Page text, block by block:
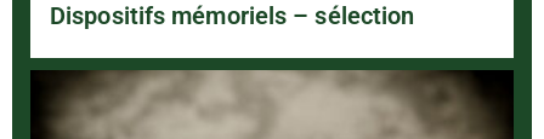
Dispositifs mémoriels – sélection